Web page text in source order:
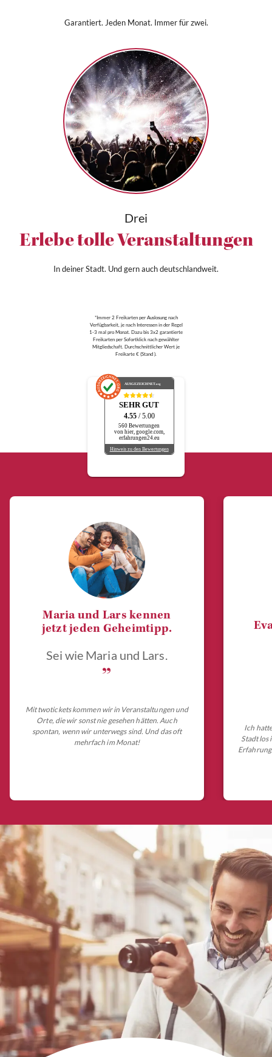
Garantiert. Jeden Monat. Immer für zwei.
Drei
Erlebe tolle Veranstaltungen
In deiner Stadt. Und gern auch deutschlandweit.
*Immer 2 Freikarten per Auslosung nach
Verfügbarkeit, je nach Interessen in der Regel
1-3 mal pro Monat. Dazu bis 3x2 garantierte
Freikarten per Sofortklick nach gewählter
Mitgliedschaft. Durchschnittlicher Wert je
Freikarte € (Stand ).
AUSGEZEICHNET.org
SEHR GUT
4.55 / 5.00
560 Bewertungen
von hier, google.com,
erfahrungen24.eu
Hinweis zu den Bewertungen
Maria und Lars kennen
jetzt jeden Geheimtipp.
Sei wie Maria und Lars.
„
Mit twotickets kommen wir in Veranstaltungen und
Orte, die wir sonst nie gesehen hätten. Auch
spontan, wenn wir unterwegs sind. Und das oft
mehrfach im Monat!
Ich
Stadt los